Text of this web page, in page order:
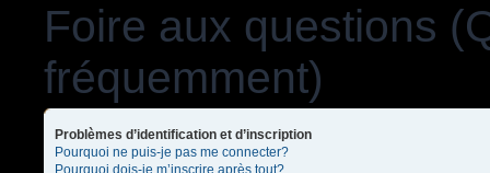
Foire aux questions
fréquemment)
Problèmes d’identification et d’inscription
Pourquoi ne puis-je pas me connecter?
Pourquoi dois-je m’inscrire après tout?